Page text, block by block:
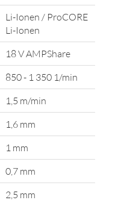
Li-Ionen / ProCORE
Li-Ionen
18 V AMPShare
850 - 1 350 1/min
1,5 m/min
1,6 mm
1 mm
0,7 mm
2,5 mm